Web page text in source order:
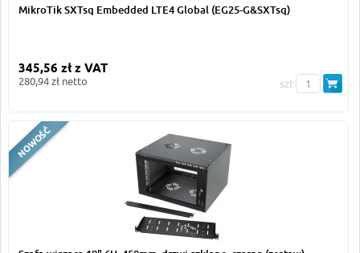
MikroTik SXTsq Embedded LTE4 Global (EG25-G&SXTsq)
345,56 zł z VAT
280,94 zł netto szt